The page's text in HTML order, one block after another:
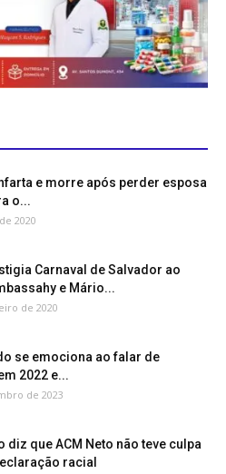
e morre após perder esposa
o...
2020
Carnaval de Salvador ao
e Mário...
de 2020
se emociona ao falar de
2022 e...
de 2023
diz que ACM Neto não teve culpa
racial